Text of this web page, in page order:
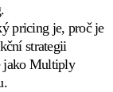
.
pricing je, proč je
strategii
jako Multiply